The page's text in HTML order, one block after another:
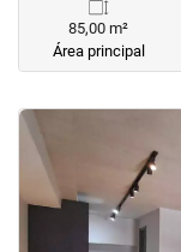
85,00 m²
Área principal
<